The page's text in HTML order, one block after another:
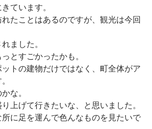
ています。
たことはあるのですが、観光は今回
ました。
とすごかったかも。
トの建物だけではなく、町全体がア
な。
上げて行きたいな、と思いました。
に足を運んで色んなものを見たいで